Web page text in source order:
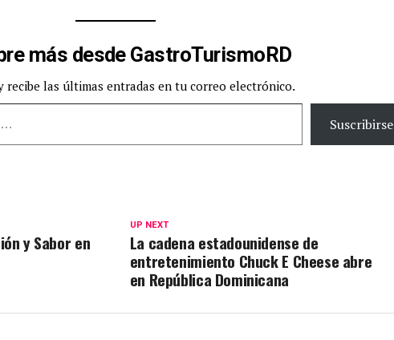
más desde GastroTurismoRD
recibe las últimas entradas en tu correo electrónico.
Suscribirse
UP NEXT
La cadena estadounidense de
entretenimiento Chuck E Cheese abre
en República Dominicana
y Sabor en